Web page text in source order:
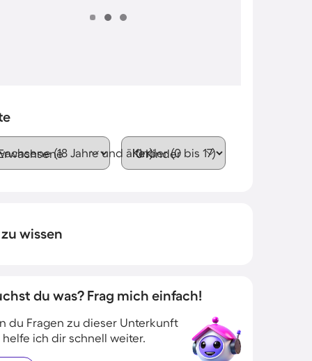
(18 Jahre und älter)Kinder (0 bis 17)
wissen
du was? Frag mich einfach!
du Fragen zu dieser Unterkunft
helfe ich dir schnell weiter.